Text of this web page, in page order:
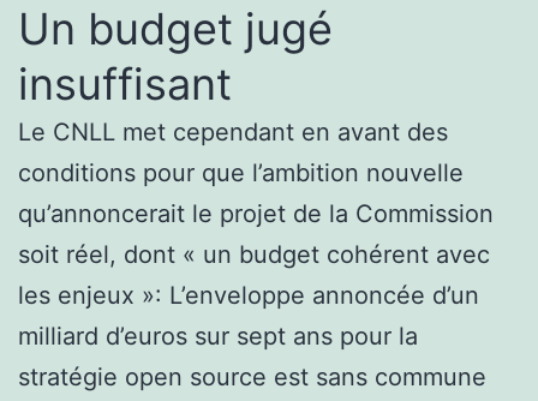
Un budget jugé
insuffisant
Le CNLL met cependant en avant des
conditions pour que l’ambition nouvelle
qu’annoncerait le projet de la Commission
soit réel, dont « un budget cohérent avec
les enjeux »: L’enveloppe annoncée d’un
milliard d’euros sur sept ans pour la
stratégie open source est sans commune